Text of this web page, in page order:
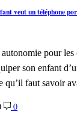
veut un téléphone
pour
son enfant
qu’il faut savoir
0